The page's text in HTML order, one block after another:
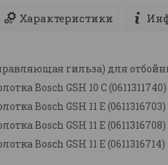
Характеристики
гильза) для
Bosch GSH 10 C (0611311740)
Bosch GSH 11 E
Bosch GSH 11 E
Bosch GSH 11 E (0611316714)